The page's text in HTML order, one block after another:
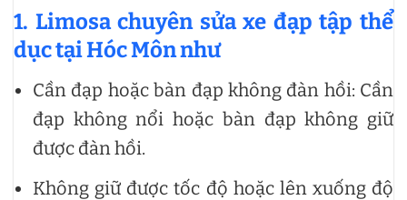
1. Limosa chuyên sửa xe đạp tập thể
dục tại Hóc Môn như
Cần đạp hoặc bàn đạp không đàn hồi: Cần
đạp không nổi hoặc bàn đạp không giữ
được đàn hồi.
Không giữ được tốc độ hoặc lên xuống độ